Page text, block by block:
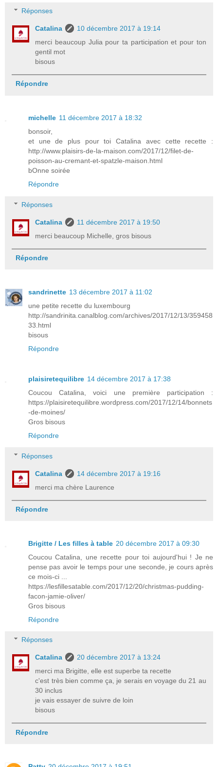
Réponses
Catalina
10 décembre 2017 à 19:14
merci beaucoup Julia pour ta participation et pour ton
gentil mot
bisous
Répondre
michelle 11 décembre 2017 à 18:32
bonsoir,
et une de plus pour toi Catalina avec cette recette :
http://www.plaisirs-de-la-maison.com/2017/12/filet-de-
poisson-au-cremant-et-spatzle-maison.html
bOnne soirée
Répondre
Réponses
Catalina
11 décembre 2017 à 19:50
merci beaucoup Michelle, gros bisous
Répondre
sandrinette 13 décembre 2017 à 11:02
une petite recette du luxembourg
http://sandrinita.canalblog.com/archives/2017/12/13/359458
33.html
bisous
Répondre
plaisiretequilibre 14 décembre 2017 à 17:38
Coucou Catalina, voici une première participation :
https://plaisiretequilibre.wordpress.com/2017/12/14/bonnets
-de-moines/
Gros bisous
Répondre
Réponses
Catalina
14 décembre 2017 à 19:16
merci ma chère Laurence
Répondre
Brigitte / Les filles à table 20 décembre 2017 à 09:30
Coucou Catalina, une recette pour toi aujourd'hui ! Je ne
pense pas avoir le temps pour une seconde, je cours après
ce mois-ci ...
https://lesfillesatable.com/2017/12/20/christmas-pudding-
facon-jamie-oliver/
Gros bisous
Répondre
Réponses
Catalina
20 décembre 2017 à 13:24
merci ma Brigitte, elle est superbe ta recette
c'est très bien comme ça, je serais en voyage du 21 au
30 inclus
je vais essayer de suivre de loin
bisous
Répondre